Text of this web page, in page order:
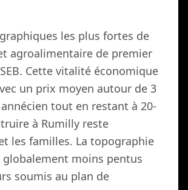
les plus fortes de
agroalimentaire de premier
Cette vitalité économique
un prix moyen autour de 3
tout en restant à 20-
à Rumilly reste
les familles. La topographie
moins pentus
soumis au plan de